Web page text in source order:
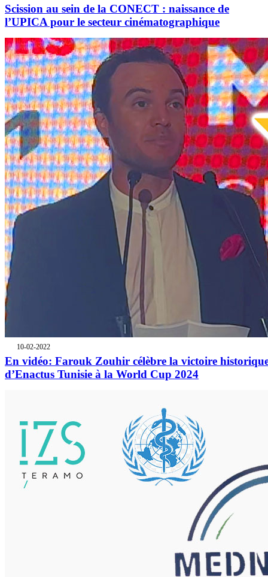
Scission au sein de la CONECT : naissance de
l’UPICA pour le secteur cinématographique
10-02-2022
En vidéo: Farouk Zouhir célèbre la victoire
d’Enactus Tunisie à la World Cup 2024